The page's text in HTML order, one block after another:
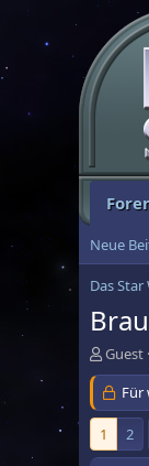
Neue
Das
E
r
s
t
e
l
Guest
Für
1 2